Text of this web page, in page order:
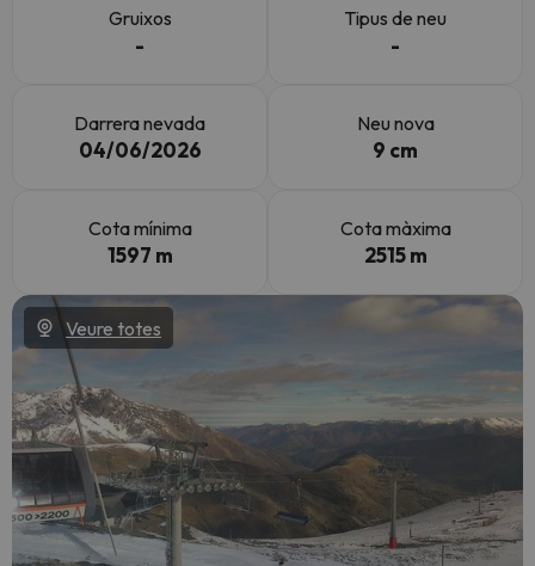
Gruixos
-
Tipus de neu
-
Darrera nevada
04/06/2026
Neu nova
9 cm
Cota mínima
1597 m
Cota màxima
2515 m
Veure totes